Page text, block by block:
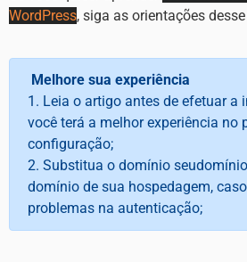
WordPress, siga as orientações
Melhore sua experiência
1. Leia o artigo antes de efetuar a
você terá a melhor experiência no
configuração;
2. Substitua o domínio
domínio de sua hospedagem,
problemas na autenticação;